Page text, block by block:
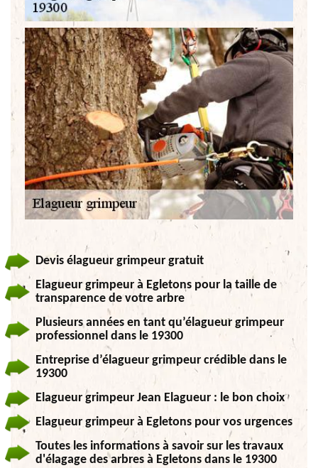
Devis élagueur grimpeur gratuit
Elagueur grimpeur à Egletons pour la taille de
transparence de votre arbre
Plusieurs années en tant qu’élagueur grimpeur
professionnel dans le 19300
Entreprise d’élagueur grimpeur crédible dans le
19300
Elagueur grimpeur Jean Elagueur : le bon choix
Elagueur grimpeur à Egletons pour vos urgences
Toutes les informations à savoir sur les travaux
d'élagage des arbres à Egletons dans le 19300